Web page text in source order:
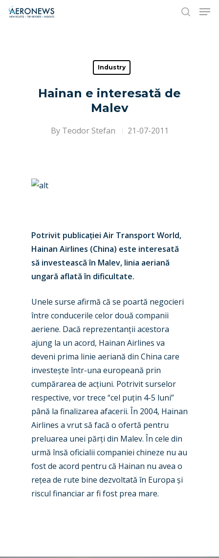
Hit enter to search or ESC to close
Industry
Hainan e interesată de
Malev
By Teodor Stefan 21-07-2011
Potrivit publicației Air Transport World,
Hainan Airlines (China) este interesată
să investească în Malev, linia aeriană
ungară aflată în dificultate.
Unele surse afirmă că se poartă negocieri
între conducerile celor două companii
aeriene. Dacă reprezentanții acestora
ajung la un acord, Hainan Airlines va
deveni prima linie aeriană din China care
investește într-una europeană prin
cumpărarea de acțiuni. Potrivit surselor
respective, vor trece “cel puțin 4-5 luni”
până la finalizarea afacerii. În 2004, Hainan
Airlines a vrut să facă o ofertă pentru
preluarea unei părți din Malev. În cele din
urmă însă oficialii companiei chineze nu au
fost de acord pentru că Hainan nu avea o
rețea de rute bine dezvoltată în Europa și
riscul financiar ar fi fost prea mare.
New Routes
Industry
Accidents / Incidents
Airshows
Dubai 2025
Paris 2025
Paris 2023
Business Jets
Military
Trip Reports
Marketplace